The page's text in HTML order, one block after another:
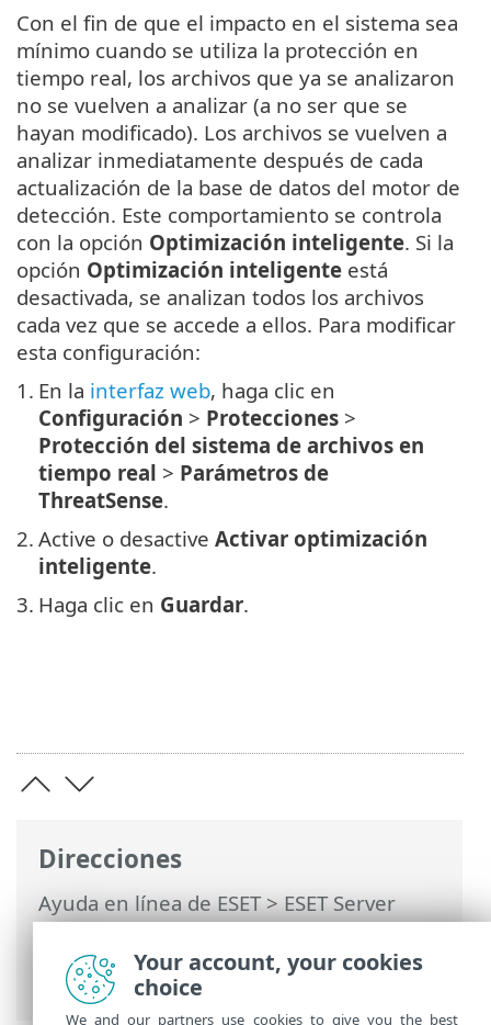
Direcciones
Ayuda en línea de ESET>ESET Server
Security for Linux>Configuración>
Protecciones> Protección del sistema de
archivos en tiempo real
Con el fin de que el impacto en el sistema sea
mínimo cuando se utiliza la protección en
tiempo real, los archivos que ya se analizaron
no se vuelven a analizar (a no ser que se
hayan modificado). Los archivos se vuelven a
analizar inmediatamente después de cada
actualización de la base de datos del motor de
detección. Este comportamiento se controla
con la opción Optimización inteligente. Si la
opción Optimización inteligente está
desactivada, se analizan todos los archivos
cada vez que se accede a ellos. Para modificar
esta configuración:
1. En la interfaz web, haga clic en
Configuración > Protecciones >
Protección del sistema de archivos en
tiempo real > Parámetros de
ThreatSense.
2. Active o desactive Activar optimización
inteligente.
3. Haga clic en Guardar.
Your account, your cookies
choice
We and our partners use cookies to give you the best